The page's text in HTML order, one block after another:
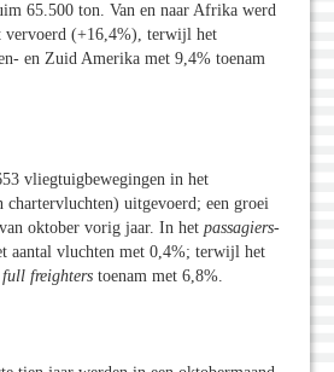
65.500 ton. Van en naar Afrika werd
vervoerd (+16,4%), terwijl het
en Zuid Amerika met 9,4% toenam
vliegtuigbewegingen in het
chartervluchten) uitgevoerd; een groei
oktober vorig jaar. In het passagiers-
aantal vluchten met 0,4%; terwijl het
full freighters toenam met 6,8%.